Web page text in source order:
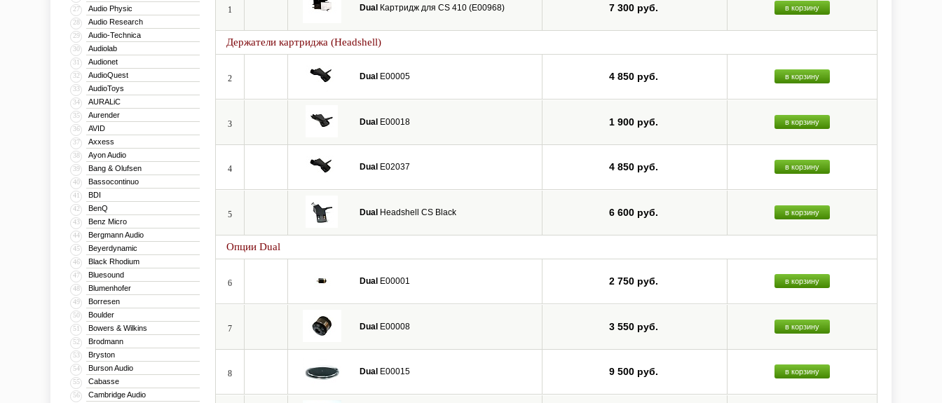
27 Audio Physic
28 Audio Research
29 Audio-Technica
30 Audiolab
31 Audionet
32 AudioQuest
33 AudioToys
34 AURALiC
35 Aurender
36 AVID
37 Axxess
38 Ayon Audio
39 Bang & Olufsen
40 Bassocontinuo
41 BDI
42 BenQ
43 Benz Micro
44 Bergmann Audio
45 Beyerdynamic
46 Black Rhodium
47 Bluesound
48 Blumenhofer
49 Borresen
50 Boulder
51 Bowers & Wilkins
52 Brodmann
53 Bryston
54 Burson Audio
55 Cabasse
56 Cambridge Audio
1 Dual Картридж для CS 410 (E00968) 7 300 руб. в корзину
Держатели картриджа (Headshell)
2 Dual E00005 4 850 руб. в корзину
3 Dual E00018 1 900 руб. в корзину
4 Dual E02037 4 850 руб. в корзину
5 Dual Headshell CS Black 6 600 руб. в корзину
Опции Dual
6 Dual E00001 2 750 руб. в корзину
7 Dual E00008 3 550 руб. в корзину
8 Dual E00015 9 500 руб. в корзину